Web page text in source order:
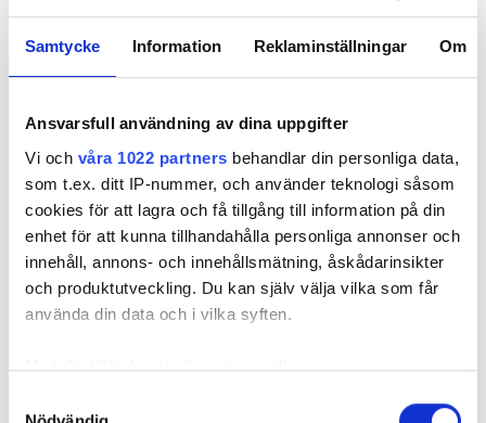
Samtycke Information Reklaminställningar Om
Ansvarsfull användning av dina uppgifter
Vi och våra 1022 partners behandlar din personliga data,
som t.ex. ditt IP-nummer, och använder teknologi såsom
cookies för att lagra och få tillgång till information på din
enhet för att kunna tillhandahålla personliga annonser och
innehåll, annons- och innehållsmätning, åskådarinsikter
och produktutveckling. Du kan själv välja vilka som får
använda din data och i vilka syften.
Med din tillåtelse skulle vi även vilja:
orosmoln fortfarande fulltecknade orderböcker.
– Det finns flera tecken på att den allmänna
konjunkturen håller på att mattas av. Inom
installationsbranschen ser vi dock fortsatt hög
efterfrågan på våra tjänster. Statistik visar dock att
tillväxttakten för installationsmarknaden håller på
att planas ut, men då ska man veta att det är på en
rekordhög nivå, säger Per Sjöstrand.